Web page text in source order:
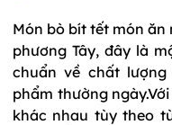
Món bò bít tết món
phương Tây, đây là
chuẩn về chất
phẩm thường
khác nhau tùy theo